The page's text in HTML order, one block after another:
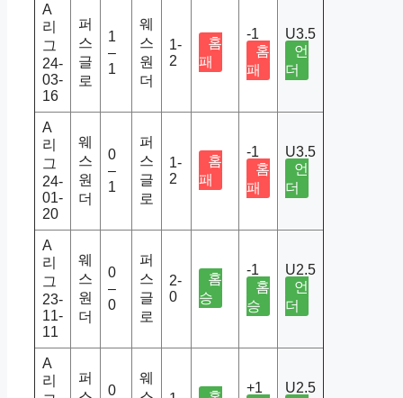
A
리
그
24-
03-
16
퍼
스
글
로
1
–
1
웨
스
원
더
1-
2
홈
패
-1
홈
패
U3.5
언
더
A
리
그
24-
01-
20
웨
스
원
더
0
–
1
퍼
스
글
로
1-
2
홈
패
-1
홈
패
U3.5
언
더
A
리
그
23-
11-
11
웨
스
원
더
0
–
0
퍼
스
글
로
2-
0
홈
승
-1
홈
승
U2.5
언
더
A
리
퍼
0
웨
+1
U2.5